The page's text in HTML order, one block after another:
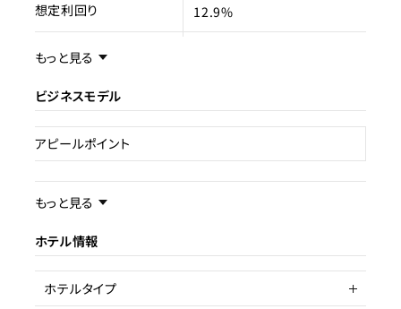
想定利回り
12.9%
売却スキーム
権利
売却理由
ライセンス種類
旅館業
現状
もっと見る
ビジネスモデル
アピールポイント
事業内容／事業特徴
ターゲット層
客単価／客室単価
もっと見る
ホテル情報
ホテルタイプ